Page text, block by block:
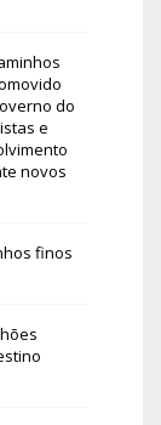
do
e
novos
finos